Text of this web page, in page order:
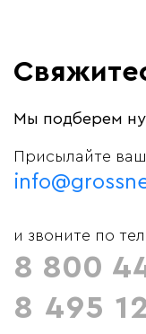
Мы подберем
Присылайте
и звоните по
8 800
8 495